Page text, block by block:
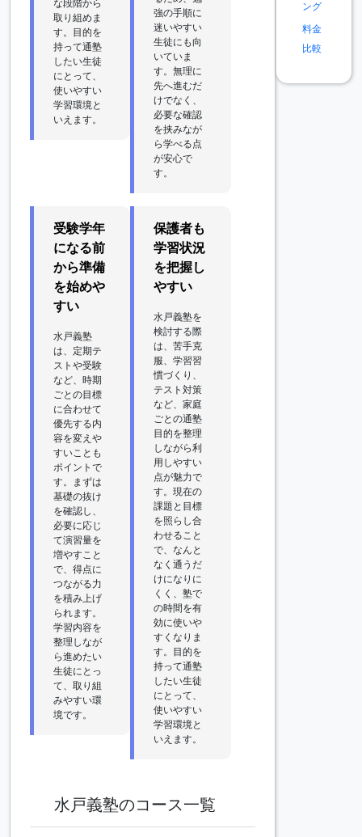
な段階から
取り組めま
す。目的を
持って通塾
したい生徒
にとって、
使いやすい
学習環境と
いえます。
強の手順に
迷いやすい
生徒にも向
いていま
す。無理に
先へ進むだ
けでなく、
必要な確認
を挟みなが
ら学べる点
が安心で
す。
受験学年
になる前
から準備
を始めや
すい
水戸義塾
は、定期テ
ストや受験
など、時期
ごとの目標
に合わせて
優先する内
容を変えや
すいことも
ポイントで
す。まずは
基礎の抜け
を確認し、
必要に応じ
て演習量を
増やすこと
で、得点に
つながる力
を積み上げ
られます。
学習内容を
整理しなが
ら進めたい
生徒にとっ
て、取り組
みやすい環
境です。
保護者も
学習状況
を把握し
やすい
水戸義塾を
検討する際
は、苦手克
服、学習習
慣づくり、
テスト対策
など、家庭
ごとの通塾
目的を整理
しながら利
用しやすい
点が魅力で
す。現在の
課題と目標
を照らし合
わせること
で、なんと
なく通うだ
けになりに
くく、塾で
の時間を有
効に使いや
すくなりま
す。目的を
持って通塾
したい生徒
にとって、
使いやすい
学習環境と
いえます。
水戸義塾のコース一覧
ング
料金
比較